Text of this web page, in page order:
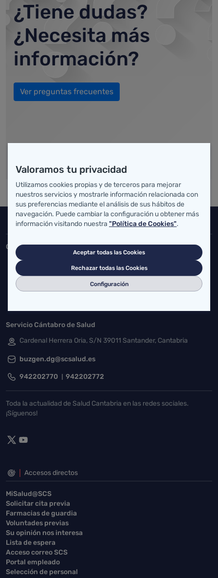
¿Tiene dudas?
¿Necesita más
información?
Ver preguntas frecuentes
Inicio del pie de página
Salud Cantabria
Consejería de Salud
Federico Vial 13, 39009 Santander, Cantabria
atencionusuario@cantabria.es
Servicio Cántabro de Salud
Cardenal Herrera Oria, S/N 39011 Santander, Cantabria
buzgen.dg@scsalud.es
942202770 942202772
Toda la actualidad de Salud Cantabria en las redes sociales.
¡Síguenos!
Accesos directos
MiSalud@SCS
Solicitar cita previa
Farmacias de guardia
Voluntades previas
Su opinión nos interesa
Lista de espera
Acceso correo SCS
Portal empleado
Selección de personal
Valoramos tu privacidad
Utilizamos cookies propias y de terceros para mejorar
nuestros servicios y mostrarle información relacionada con
sus preferencias mediante el análisis de sus hábitos de
navegación. Puede cambiar la configuración u obtener más
información visitando nuestra "Política de Cookies".
Aceptar todas las Cookies
Rechazar todas las Cookies
Configuración